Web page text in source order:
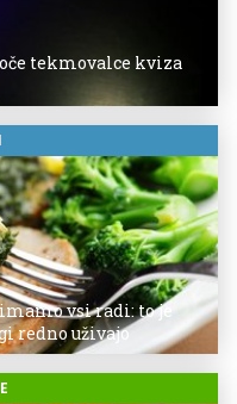
tekmovalce kviza
vsi radi: to je
redno uživajo